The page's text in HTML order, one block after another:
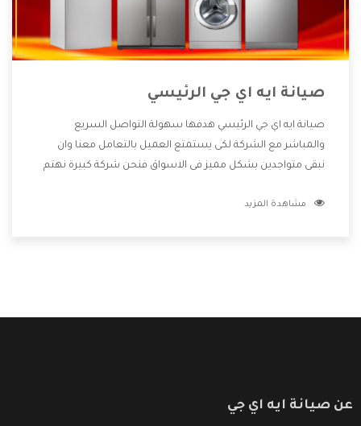
صيانة ايه اي جي الرئيسي
صيانة ايه اي جي الرئيسي هدفها سهولة التواصل السريع
والمباشر مع الشركة لكى يستمتع العميل بالتعامل معنا وان
نبقى متواجدين بشكل مميز فى الاسواق فنحن شركة كبيرة نهتم
الشركة بها والتى تكون منها خدمة الصيانة التى تكون من أهم
مشاهدة المزيد
عن صيانة ايه اي جي